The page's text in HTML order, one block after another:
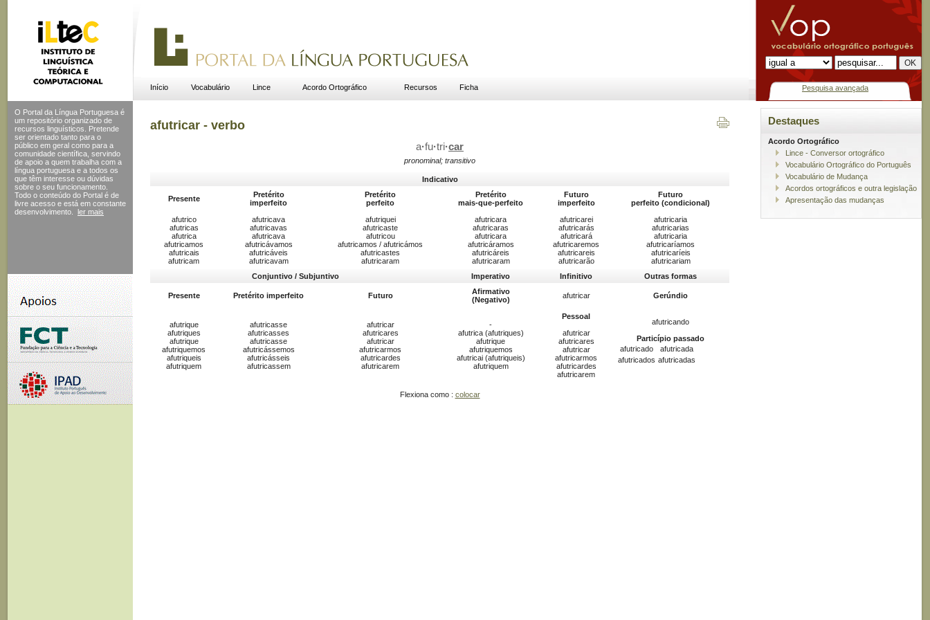
Início Vocabulário Lince Acordo Ortográfico Recursos Ficha Pesquisa avançada
O Portal da Língua Portuguesa é
um repositório organizado de
recursos linguísticos. Pretende
ser orientado tanto para o
público em geral como para a
comunidade científica, servindo
de apoio a quem trabalha com a
língua portuguesa e a todos os
que têm interesse ou dúvidas
sobre o seu funcionamento.
Todo o conteúdo do Portal é de
livre acesso e está em constante
desenvolvimento.
ler mais
afutricar - verbo
a·fu·tri·car
pronominal; transitivo
Indicativo
Presente
Pretérito
imperfeito
Pretérito
perfeito
Pretérito
mais-que-perfeito
Futuro
imperfeito
Futuro
perfeito (condicional)
afutrico
afutricas
afutrica
afutricamos
afutricais
afutricam
afutricava
afutricavas
afutricava
afutricávamos
afutricáveis
afutricavam
afutriquei
afutricaste
afutricou
afutricamos / afutricámos
afutricastes
afutricaram
afutricara
afutricaras
afutricara
afutricáramos
afutricáreis
afutricaram
afutricarei
afutricarás
afutricará
afutricaremos
afutricareis
afutricarão
afutricaria
afutricarias
afutricaria
afutricaríamos
afutricaríeis
afutricariam
Conjuntivo / Subjuntivo
Imperativo Infinitivo Outras formas
Presente Pretérito imperfeito Futuro
Afirmativo
(Negativo)
afutricar Gerúndio
afutrique
afutriques
afutrique
afutriquemos
afutriqueis
afutriquem
afutricasse
afutricasses
afutricasse
afutricássemos
afutricásseis
afutricassem
afutricar
afutricares
afutricar
afutricarmos
afutricardes
afutricarem
-
afutrica (afutriques)
afutrique
afutriquemos
afutricai (afutriqueis)
afutriquem
Pessoal
afutricar
afutricares
afutricar
afutricarmos
afutricardes
afutricarem
afutricando
Particípio passado
afutricado
afutricada
afutricados afutricadas
Flexiona como : colocar
Destaques
Acordo Ortográfico
Lince - Conversor ortográfico
Vocabulário Ortográfico do Português
Vocabulário de Mudança
Acordos ortográficos e outra legislação
Apresentação das mudanças